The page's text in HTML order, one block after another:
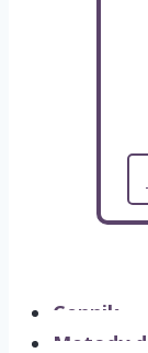
Cennik
Metody